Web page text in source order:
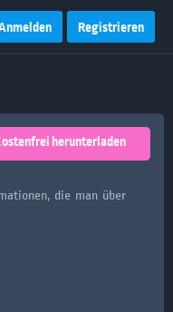
Registrieren
herunterladen
die man über